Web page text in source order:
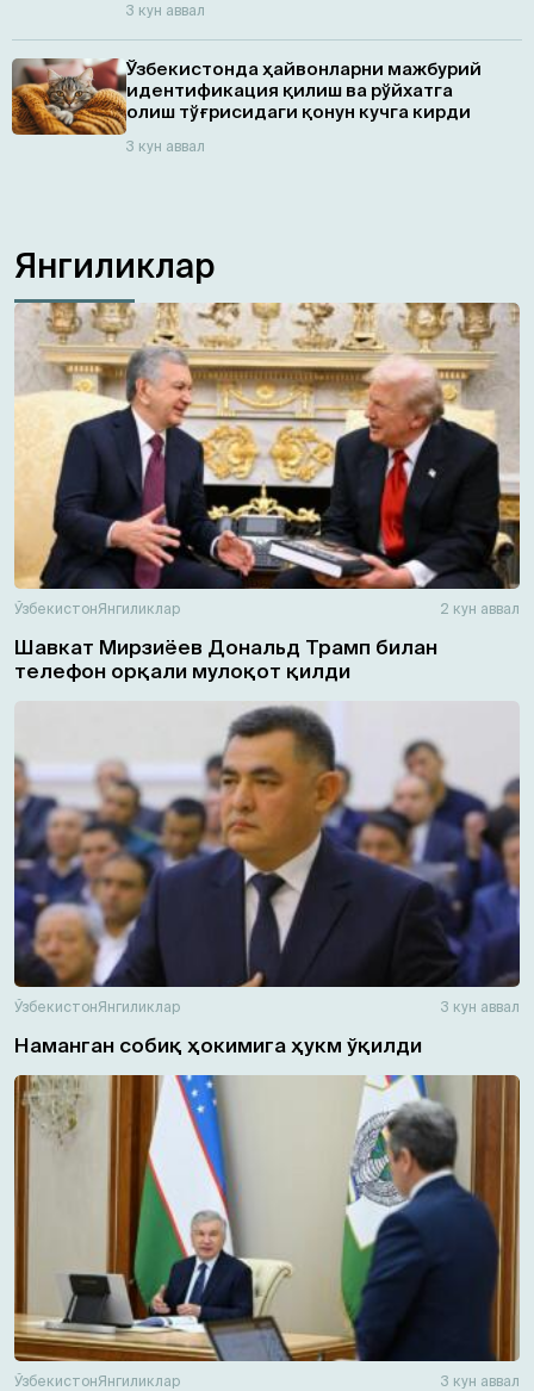
3 кун аввал
Ўзбекистонда ҳайвонларни мажбурий
идентификация қилиш ва рўйхатга
олиш тўғрисидаги қонун кучга кирди
3 кун аввал
Янгиликлар
ЎзбекистонЯнгиликлар 2 кун аввал
Шавкат Мирзиёев Дональд Трамп билан
телефон орқали мулоқот қилди
ЎзбекистонЯнгиликлар 3 кун аввал
Наманган собиқ ҳокимига ҳукм ўқилди
ЎзбекистонЯнгиликлар 3 кун аввал